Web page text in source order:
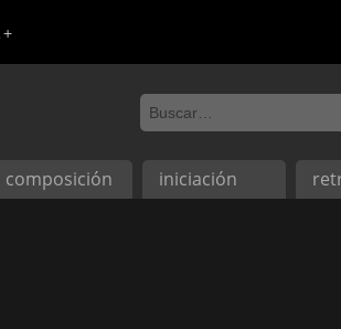
composición iniciación